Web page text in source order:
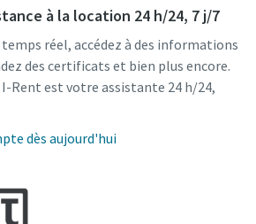
à la location 24 h/24, 7 j/7
réel, accédez à des informations
des certificats et bien plus encore.
Rent est votre assistante 24 h/24,
dès aujourd'hui